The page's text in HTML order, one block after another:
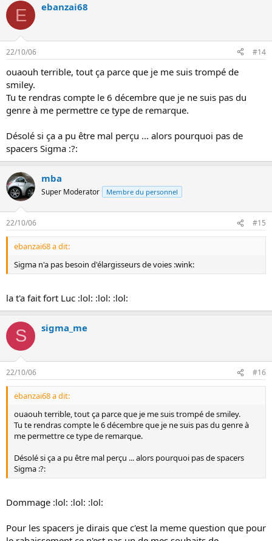
E ebanzai68
22/10/06 #14
ouaouh terrible, tout ça parce que je me suis trompé de
smiley.
Tu te rendras compte le 6 décembre que je ne suis pas du
genre à me permettre ce type de remarque.
Désolé si ça a pu être mal perçu ... alors pourquoi pas de
spacers Sigma :?:
mba
Super Moderator Membre du personnel
22/10/06 #15
ebanzai68 a dit:
Sigma n'a pas besoin d'élargisseurs de voies :wink:
la t'a fait fort Luc :lol: :lol: :lol:
S sigma_me
22/10/06 #16
ebanzai68 a dit:
ouaouh terrible, tout ça parce que je me suis trompé de smiley.
Tu te rendras compte le 6 décembre que je ne suis pas du genre à
me permettre ce type de remarque.
Désolé si ça a pu être mal perçu ... alors pourquoi pas de spacers
Sigma :?:
Dommage :lol: :lol: :lol:
Pour les spacers je dirais que c'est la meme question que pour